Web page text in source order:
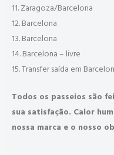
11. Zaragoza/Barcelona
12. Barcelona
13. Barcelona
14. Barcelona – livre
15. Transfer saída em
Todos os passeios são
sua satisfação. Calor
nossa marca e o nosso